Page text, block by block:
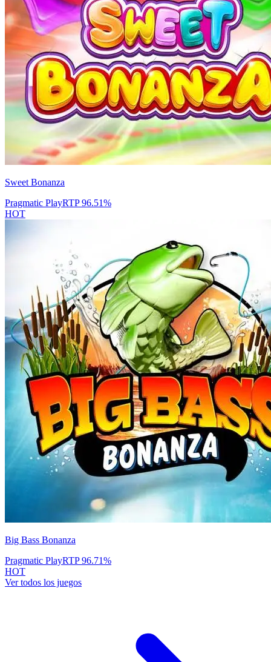
Sweet Bonanza
Pragmatic PlayRTP96.51%
HOT
Big Bass Bonanza
Pragmatic PlayRTP96.71%
HOT
Ver todos los juegos